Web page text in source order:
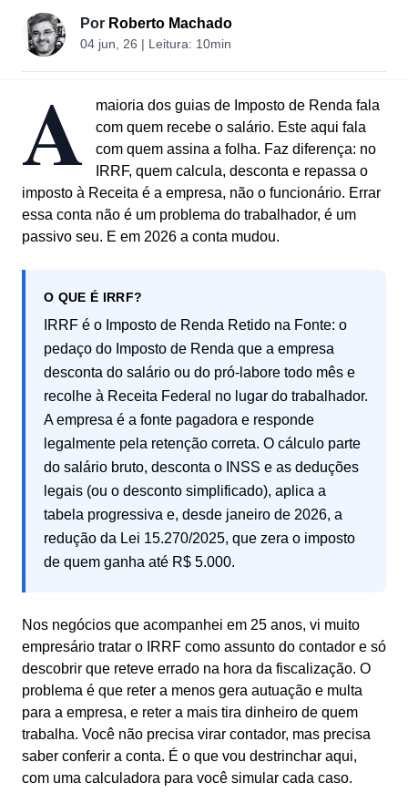
Por Roberto Machado
04 jun, 26 | Leitura: 10min
A
maioria dos guias de Imposto de Renda fala
com quem recebe o salário. Este aqui fala
com quem assina a folha. Faz diferença: no
IRRF, quem calcula, desconta e repassa o
imposto à Receita é a empresa, não o funcionário. Errar
essa conta não é um problema do trabalhador, é um
passivo seu. E em 2026 a conta mudou.
O QUE É IRRF?
IRRF é o Imposto de Renda Retido na Fonte: o
pedaço do Imposto de Renda que a empresa
desconta do salário ou do pró-labore todo mês e
recolhe à Receita Federal no lugar do trabalhador.
A empresa é a fonte pagadora e responde
legalmente pela retenção correta. O cálculo parte
do salário bruto, desconta o INSS e as deduções
legais (ou o desconto simplificado), aplica a
tabela progressiva e, desde janeiro de 2026, a
redução da Lei 15.270/2025, que zera o imposto
de quem ganha até R$ 5.000.
Nos negócios que acompanhei em 25 anos, vi muito
empresário tratar o IRRF como assunto do contador e só
descobrir que reteve errado na hora da fiscalização. O
problema é que reter a menos gera autuação e multa
para a empresa, e reter a mais tira dinheiro de quem
trabalha. Você não precisa virar contador, mas precisa
saber conferir a conta. É o que vou destrinchar aqui,
com uma calculadora para você simular cada caso.